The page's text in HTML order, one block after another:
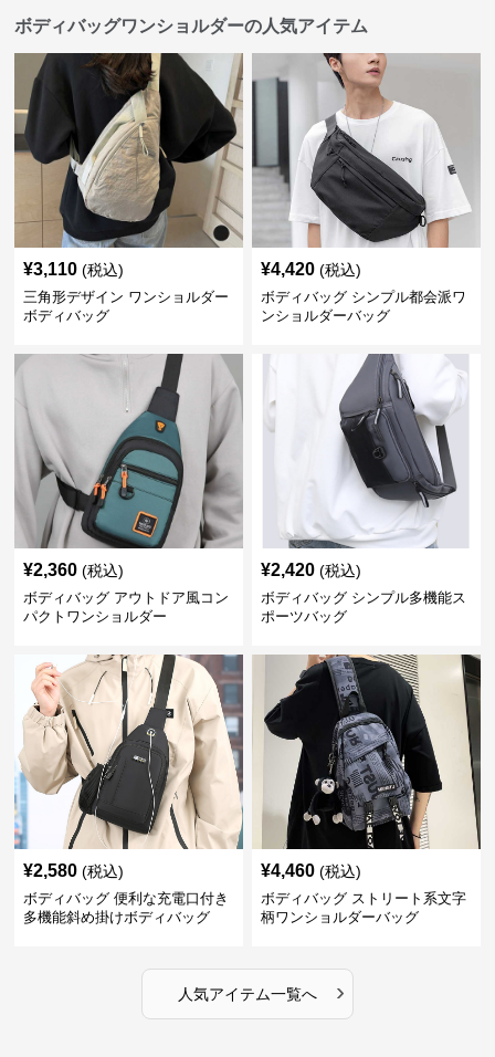
ボディバッグワンショルダーの人気アイテム
¥3,110 (税込)
三角形デザイン ワンショルダー
ボディバッグ
¥4,420 (税込)
ボディバッグ シンプル都会派ワ
ンショルダーバッグ
¥2,360 (税込)
ボディバッグ アウトドア風コン
パクトワンショルダー
¥2,420 (税込)
ボディバッグ シンプル多機能ス
ポーツバッグ
¥2,580 (税込)
ボディバッグ 便利な充電口付き
多機能斜め掛けボディバッグ
¥4,460 (税込)
ボディバッグ ストリート系文字
柄ワンショルダーバッグ
人気アイテム一覧へ ›